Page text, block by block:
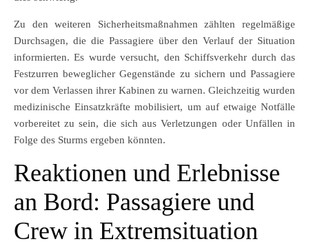
Zu den weiteren Sicherheitsmaßnahmen zählten regelmäßige
Durchsagen, die die Passagiere über den Verlauf der Situation
informierten. Es wurde versucht, den Schiffsverkehr durch das
Festzurren beweglicher Gegenstände zu sichern und Passagiere
vor dem Verlassen ihrer Kabinen zu warnen. Gleichzeitig wurden
medizinische Einsatzkräfte mobilisiert, um auf etwaige Notfälle
vorbereitet zu sein, die sich aus Verletzungen oder Unfällen in
Folge des Sturms ergeben könnten.
Reaktionen und Erlebnisse
an Bord: Passagiere und
Crew in Extremsituation